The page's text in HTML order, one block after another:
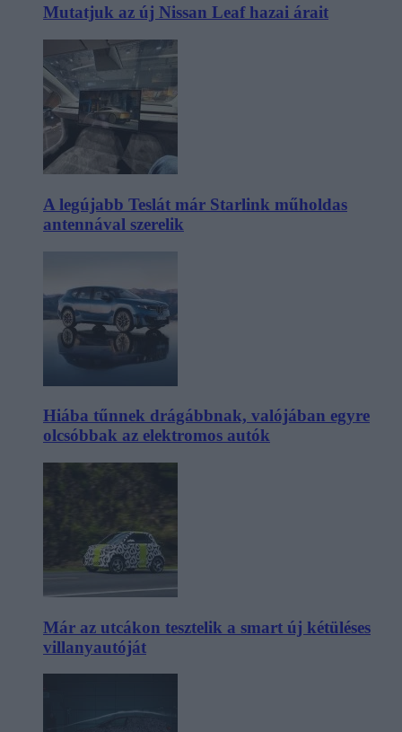
Mutatjuk az új Nissan Leaf hazai árait
A legújabb Teslát már Starlink műholdas
antennával szerelik
Hiába tűnnek drágábbnak, valójában egyre
olcsóbbak az elektromos autók
Már az utcákon tesztelik a smart új kétüléses
villanyautóját